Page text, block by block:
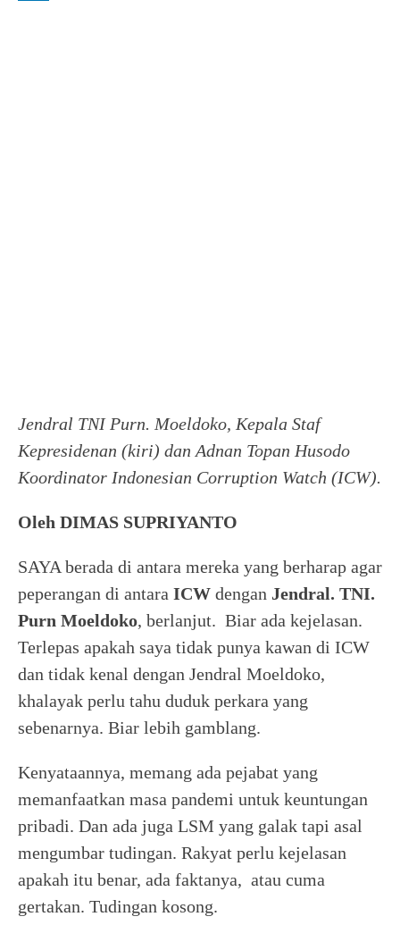
Jendral TNI Purn. Moeldoko, Kepala Staf
Kepresidenan (kiri) dan Adnan Topan Husodo
Koordinator Indonesian Corruption Watch (ICW).
Oleh DIMAS SUPRIYANTO
SAYA berada di antara mereka yang berharap agar
peperangan di antara ICW dengan Jendral. TNI.
Purn Moeldoko, berlanjut. Biar ada kejelasan.
Terlepas apakah saya tidak punya kawan di ICW
dan tidak kenal dengan Jendral Moeldoko,
khalayak perlu tahu duduk perkara yang
sebenarnya. Biar lebih gamblang.
Kenyataannya, memang ada pejabat yang
memanfaatkan masa pandemi untuk keuntungan
pribadi. Dan ada juga LSM yang galak tapi asal
mengumbar tudingan. Rakyat perlu kejelasan
apakah itu benar, ada faktanya, atau cuma
gertakan. Tudingan kosong.